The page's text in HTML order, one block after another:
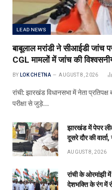
LEAD NEWS
बाबूलाल मरांडी ने सीआईडी जांच
CGL मामलों में जांच की
BY LOK CHETNA AUGUST 8, 2026
रांची: झारखंड विधानसभा में नेता
परीक्षा से जुड़े…
झारखंड में पेपर
दूसरे दौर की
AUGUST 8, 2026
रांची के ओरमांझी में
देशभक्ति के रंग में